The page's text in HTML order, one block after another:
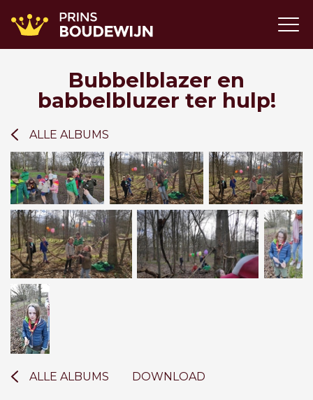
Bubbelblazer en
babbelbluzer ter hulp!
ALLE ALBUMS
ALLE ALBUMS DOWNLOAD